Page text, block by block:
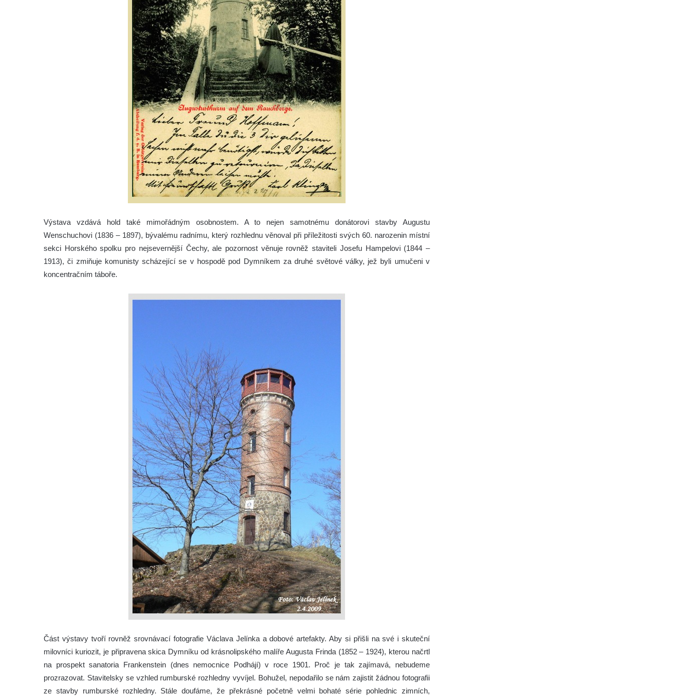
Výstava vzdává hold také mimořádným osobnostem. A to nejen samotnému donátorovi stavby Augustu
Wenschuchovi (1836 – 1897), bývalému radnímu, který rozhlednu věnoval při příležitosti svých 60. narozenin místní
sekci Horského spolku pro nejsevernější Čechy, ale pozornost věnuje rovněž staviteli Josefu Hampelovi (1844 –
1913), či zmiňuje komunisty scházející se v hospodě pod Dymníkem za druhé světové války, jež byli umučeni v
koncentračním táboře.
Část výstavy tvoří rovněž srovnávací fotografie Václava Jelínka a dobové artefakty. Aby si přišli na své i skuteční
milovníci kuriozit, je připravena skica Dymníku od krásnolipského malíře Augusta Frinda (1852 – 1924), kterou načrtl
na prospekt sanatoria Frankenstein (dnes nemocnice Podhájí) v roce 1901. Proč je tak zajímavá, nebudeme
prozrazovat. Stavitelsky se vzhled rumburské rozhledny vyvíjel. Bohužel, nepodařilo se nám zajistit žádnou fotografii
ze stavby rumburské rozhledny. Stále doufáme, že překrásné početně velmi bohaté série pohlednic zimních,